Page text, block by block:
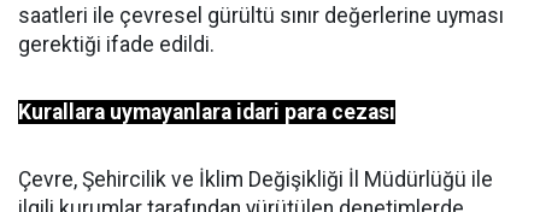
saatleri ile çevresel gürültü sınır değerlerine uyması
gerektiği ifade edildi.
Kurallara uymayanlara idari para cezası
Çevre, Şehircilik ve İklim Değişikliği İl Müdürlüğü ile